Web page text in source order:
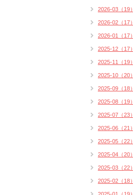
2026-03（19）
2026-02（17）
2026-01（17）
2025-12（17）
2025-11（19）
2025-10（20）
2025-09（18）
2025-08（19）
2025-07（23）
2025-06（21）
2025-05（22）
2025-04（20）
2025-03（22）
2025-02（18）